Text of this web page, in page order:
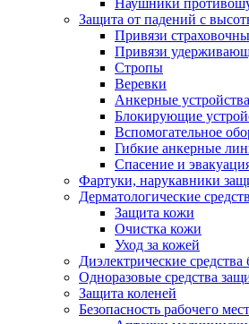
Наушники
Защита от падений с
Привязи
Привязи
Стропы
Веревки
Анкерные устройства
Блокирующие
Вспомогательное
Гибкие анкерные
Спасение и
Фартуки, нарукавники
Дерматологические
Защита кожи
Очистка кожи
Уход за кожей
Диэлектрические средства
Одноразовые средства
Защита коленей
Безопасность рабочего